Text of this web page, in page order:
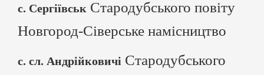
с. Сергіївськ Стародубського повіту
Новгород-Сіверське намісництво
с. сл. Андрійковичі Стародубського